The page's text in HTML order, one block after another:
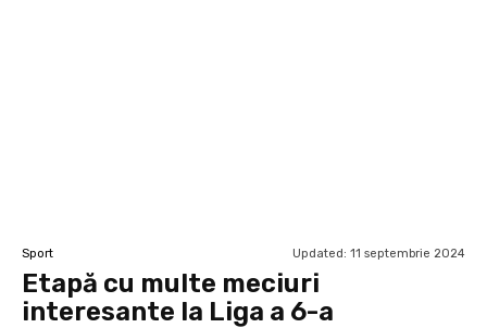
Sport Updated: 11 septembrie 2024
Etapă cu multe meciuri
interesante la Liga a 6-a